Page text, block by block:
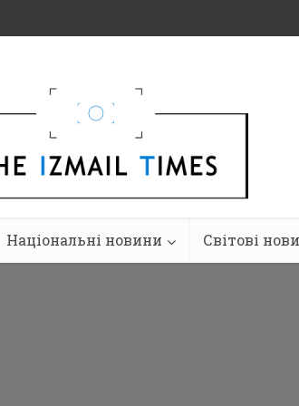
Національні новини Світові